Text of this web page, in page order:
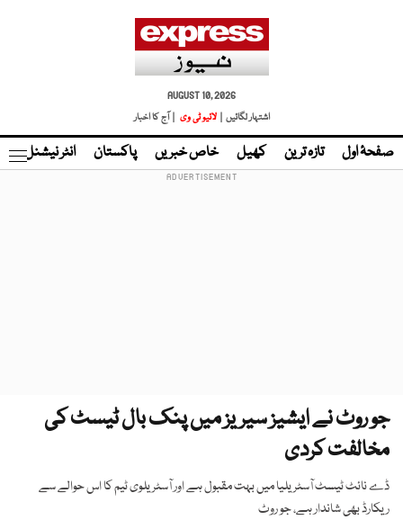
AUGUST 10, 2026
اشتہار لگائیں |
لائیو ٹی وی | آج کا اخبار
صفحۂ اول تازہ ترین کھیل خاص خبریں پاکستان انٹر نیشنل
جو روٹ نے ایشیز سیریز میں پنک بال ٹیسٹ کی
مخالفت کردی
ڈے نائٹ ٹیسٹ آسٹریلیا میں بہت مقبول ہے اور آسٹریلوی ٹیم کا اس حوالے سے
ریکارڈ بھی شاندار ہے، جو روٹ